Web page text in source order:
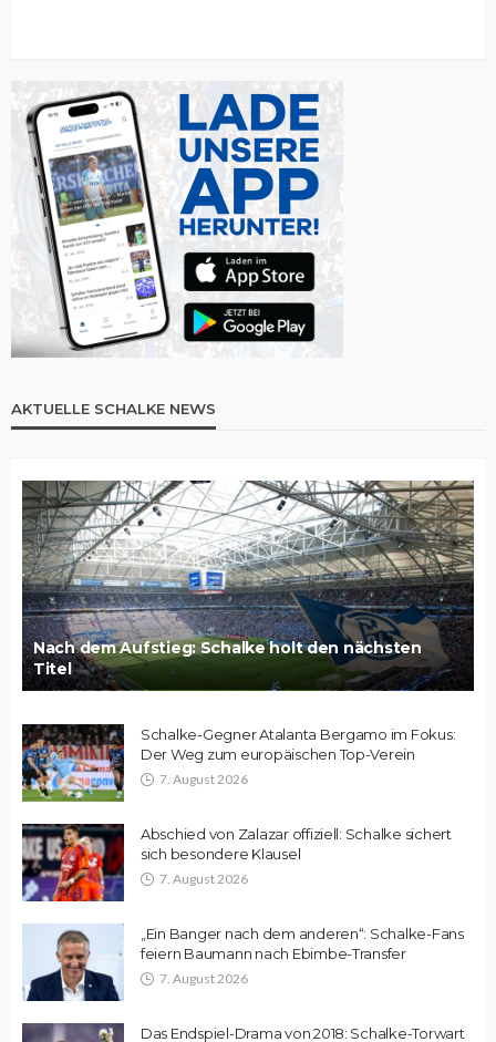
AKTUELLE SCHALKE NEWS
Nach dem Aufstieg: Schalke holt den nächsten
Titel
Schalke-Gegner Atalanta Bergamo im Fokus:
Der Weg zum europäischen Top-Verein
7. August 2026
Abschied von Zalazar offiziell: Schalke sichert
sich besondere Klausel
7. August 2026
„Ein Banger nach dem anderen“: Schalke-Fans
feiern Baumann nach Ebimbe-Transfer
7. August 2026
Das Endspiel-Drama von 2018: Schalke-Torwart